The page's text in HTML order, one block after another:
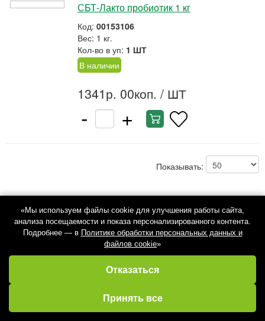
Избранное Кабинет
СБТ-Лакто пробиотик 1 кг
Код: 00153106
Вес: 1 кг.
Кол-во в уп: 1 ШТ
В наличии
1341р. 00коп. / ШТ
- +
Показывать:
«Мы используем файлы cookie для улучшения работы сайта,
анализа посещаемости и показа персонализированного контента.
Подробнее — в Политике обработки персональных данных и
файлов cookie»
Отказаться
Принять все